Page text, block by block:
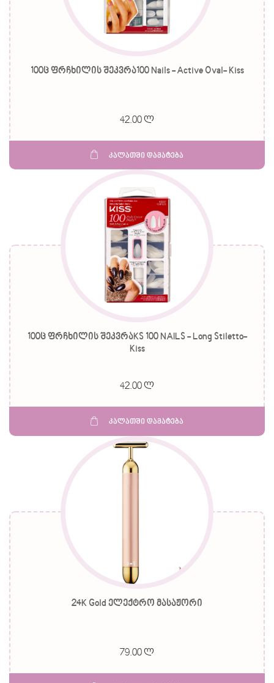
100ც ფრჩხილის შეკვრა100 Nails - Active Oval- Kiss
42.00 ლ
კალათში დამატება
100ც ფრჩხილის შეკვრაKS 100 NAILS - Long Stiletto-
Kiss
42.00 ლ
კალათში დამატება
24K Gold ელექტრო მასაჟორი
79.00 ლ